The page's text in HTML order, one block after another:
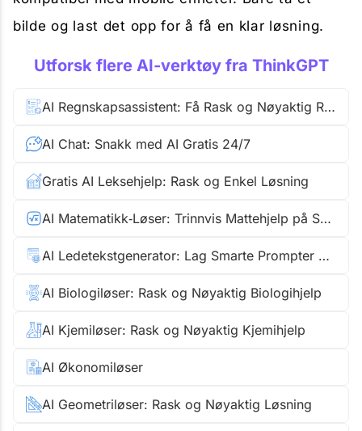
bilde og last det opp for å få en klar løsning.
Utforsk flere AI-verktøy fra ThinkGPT
AI Regnskapsassistent: Få Rask og Nøyaktig Regnskapsløsning
AI Chat: Snakk med AI Gratis 24/7
Gratis AI Leksehjelp: Rask og Enkel Løsning
AI Matematikk‑Løser: Trinnvis Mattehjelp på Sekunde
AI Ledetekstgenerator: Lag Smarte Prompter Raskt
AI Biologiløser: Rask og Nøyaktig Biologihjelp
AI Kjemiløser: Rask og Nøyaktig Kjemihjelp
AI Økonomiløser
AI Geometriløser: Rask og Nøyaktig Løsning